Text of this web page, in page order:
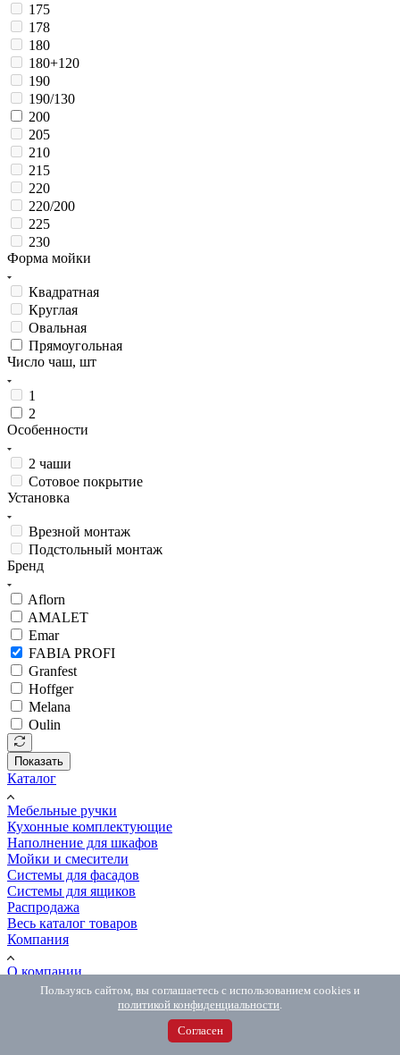
175
178
180
180+120
190
190/130
200
205
210
215
220
220/200
225
230
Форма мойки
Квадратная
Круглая
Овальная
Прямоугольная
Число чаш, шт
1
2
Особенности
2 чаши
Сотовое покрытие
Установка
Врезной монтаж
Подстольный монтаж
Бренд
Aflorn
AMALET
Emar
FABIA PROFI
Granfest
Hoffger
Melana
Oulin
Показать
Каталог
Мебельные ручки
Кухонные комплектующие
Наполнение для шкафов
Мойки и смесители
Системы для фасадов
Системы для ящиков
Распродажа
Весь каталог товаров
Компания
О компании
Электронные каталоги
Пользуясь сайтом, вы соглашаетесь с использованием cookies и
политикой конфиденциальности.
Согласен